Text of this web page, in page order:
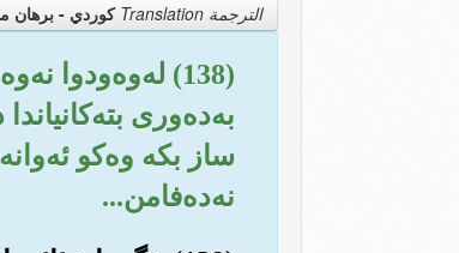
الترجمة Translation كوردي - برهان
(138) له‌وه‌ودوا
به‌ده‌وری
ساز بکه وه‌کو
نه‌ده‌فامن...